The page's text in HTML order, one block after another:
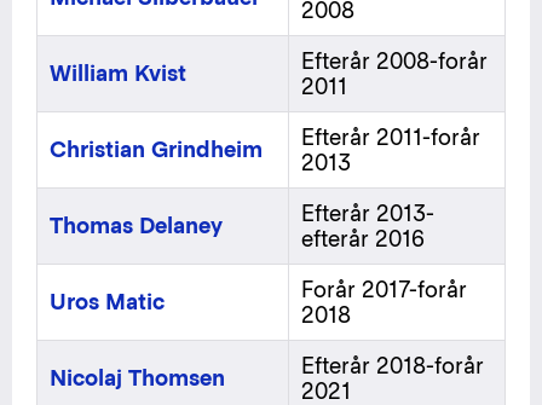
2008
William Kvist
Efterår 2008-forår
2011
Christian Grindheim
Efterår 2011-forår
2013
Thomas Delaney
Efterår 2013-
efterår 2016
Uros Matic
Forår 2017-forår
2018
Nicolaj Thomsen
Efterår 2018-forår
2021